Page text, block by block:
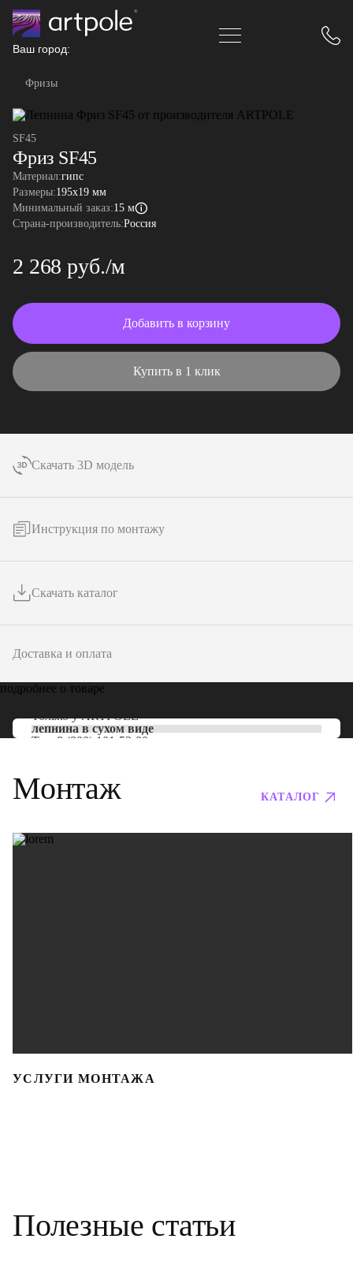
Ваш город:
Фризы
SF45
Фриз SF45
Материал:гипс
Размеры:195x19 мм
Минимальный заказ:15 м
Страна-производитель:Россия
2 268 руб./м
Добавить в корзину
Купить в 1 клик
Скачать 3D модель
Инструкция по монтажу
Скачать каталог
Доставка и оплата
подробнее о товаре
Только уARTPOLE
лепнина в сухом виде
Тел: 8 (800) 101-53-00
Монтаж КАТАЛОГ
УСЛУГИ МОНТАЖА
Полезные статьи